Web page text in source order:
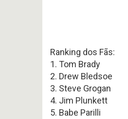
Ranking dos Fãs:
1. Tom Brady
2. Drew Bledsoe
3. Steve Grogan
4. Jim Plunkett
5. Babe Parilli